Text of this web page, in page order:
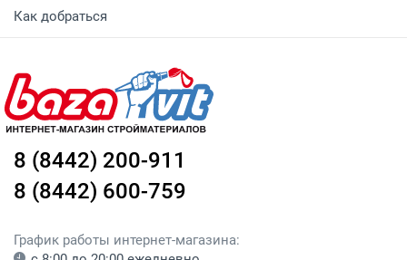
Как добраться
8 (8442) 200-911
8 (8442) 600-759
График работы интернет-магазина: